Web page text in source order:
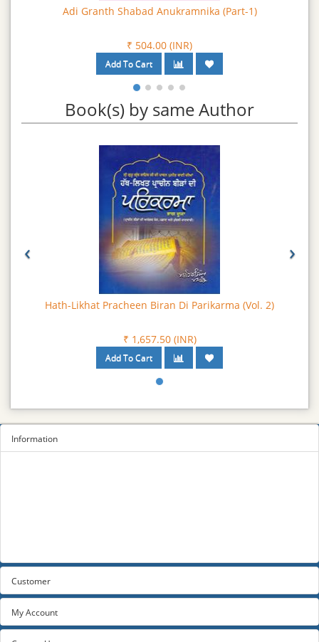
Adi Granth Shabad Anukramnika (Part-2)
₹ 504.00 (INR)
Book(s) by same Author
Hath-Likhat Pracheen Biran Di Parikarma (Vol. 2)
₹ 1,657.50 (INR)
‹ ›
Information
Customer
My Account